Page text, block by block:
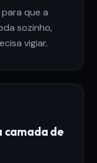
que a
sozinho,
vigiar.
camada de